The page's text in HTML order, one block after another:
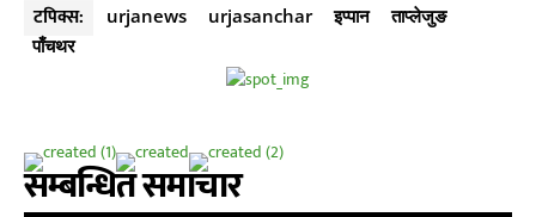
टपिक्स: urjanews urjasanchar इप्पान
ताप्लेजुङ
पाँचथर
सम्बन्धित समाचार